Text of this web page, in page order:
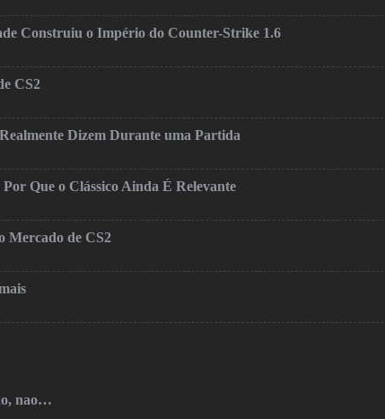
Construiu o Império do Counter-Strike 1.6
CS2
Dizem Durante uma Partida
Que o Clássico Ainda É Relevante
Mercado de CS2
nao…